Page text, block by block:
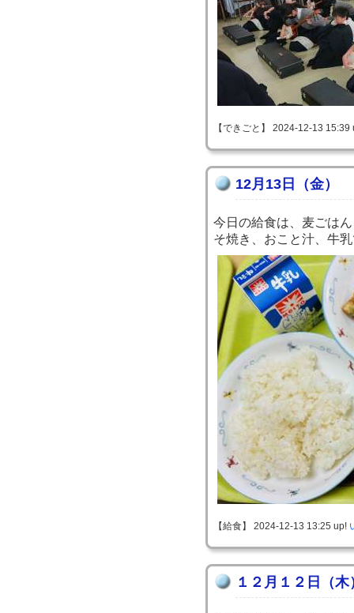
【できごと】 2024-12-13
12月13日（金）
今日の給食は、麦ごは
そ焼き、おこと汁、牛
【給食】 2024-12-13 13:25 up!
１２月１２日（木